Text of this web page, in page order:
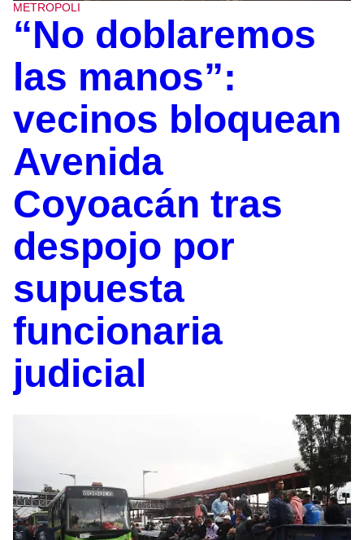
METROPOLI
“No doblaremos
las manos”:
vecinos bloquean
Avenida
Coyoacán tras
despojo por
supuesta
funcionaria
judicial